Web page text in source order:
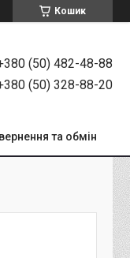
Кошик
(50) 482-48-88
(50) 328-88-20
та обмін